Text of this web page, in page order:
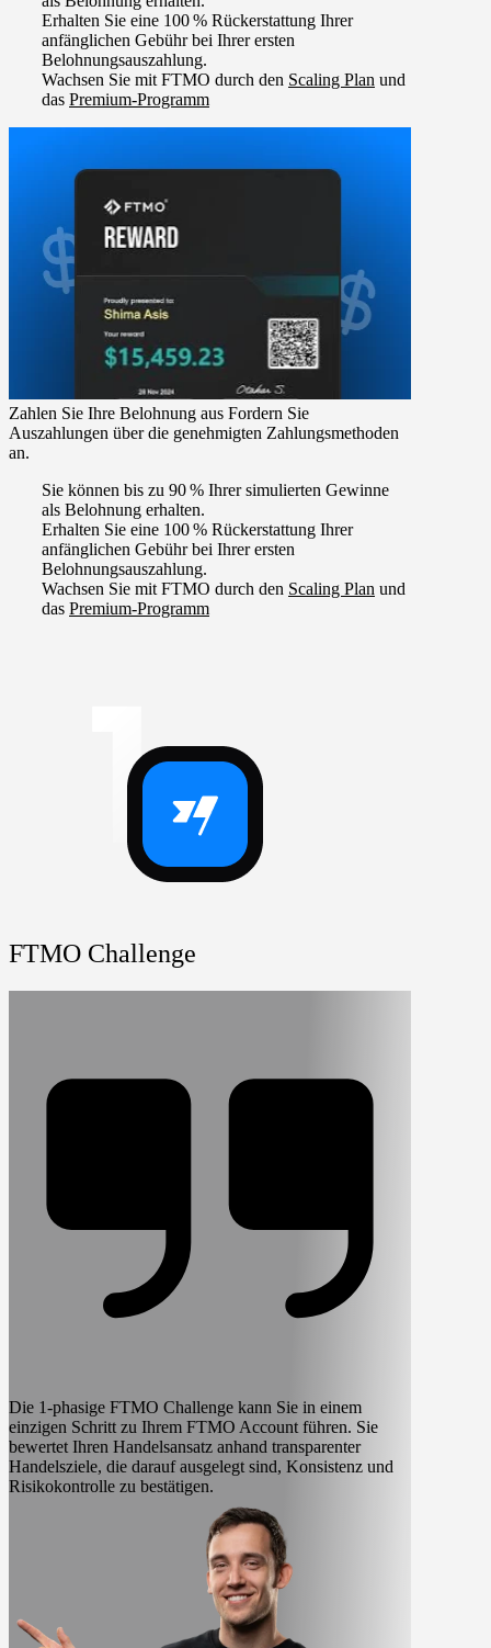
Erhalten Sie eine 100 % Rückerstattung Ihrer
anfänglichen Gebühr bei Ihrer ersten
Belohnungsauszahlung.
Wachsen Sie mit FTMO durch den Scaling Plan und
das Premium-Programm
Zahlen Sie Ihre Belohnung aus Fordern Sie
Auszahlungen über die genehmigten Zahlungsmethoden
an.
Sie können bis zu 90 % Ihrer simulierten Gewinne
als Belohnung erhalten.
Erhalten Sie eine 100 % Rückerstattung Ihrer
anfänglichen Gebühr bei Ihrer ersten
Belohnungsauszahlung.
Wachsen Sie mit FTMO durch den Scaling Plan und
das Premium-Programm
FTMO Challenge
Die 1-phasige FTMO Challenge kann Sie in einem
einzigen Schritt zu Ihrem FTMO Account führen. Sie
bewertet Ihren Handelsansatz anhand transparenter
Handelsziele, die darauf ausgelegt sind, Konsistenz und
Risikokontrolle zu bestätigen.